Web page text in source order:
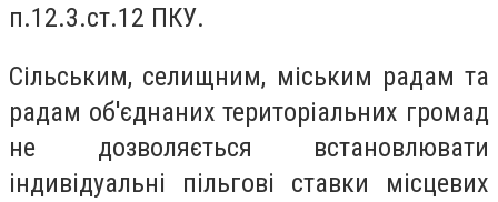
п.12.3.ст.12 ПКУ.
Сільським, селищним, міським радам та
радам об'єднаних територіальних громад
не дозволяється встановлювати
індивідуальні пільгові ставки місцевих